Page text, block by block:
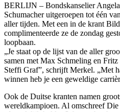
BERLIJN – Bondskanselier
Schumacher uitgeroepen tot één
aller tijden. Met een in de krant
complimenteerde ze de zondag
loopbaan.
„Je staat op de lijst van de aller
samen met Max Schmeling en
Steffi Graf”, schrijft Merkel. „Met
winnen heb je een geweldige
Ook de Duitse kranten namen
wereldkampioen. Al omschreef